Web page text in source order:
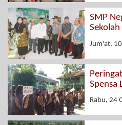
SMP
Jum'at,
Spensa
Rabu, 24